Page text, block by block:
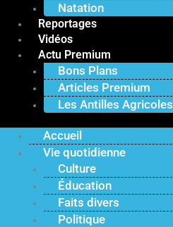
Natation
Reportages
Vidéos
Actu Premium
Bons Plans
Articles Premium
Les Antilles Agricoles
Accueil
Vie quotidienne
Culture
Éducation
Faits divers
Politique